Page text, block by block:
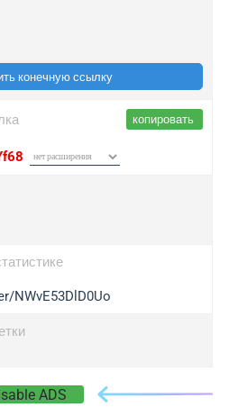
конечную ссылку
копировать
NWvE53DlD0Uo
ADS